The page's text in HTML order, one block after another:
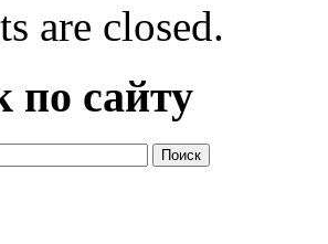
are closed.
по сайту